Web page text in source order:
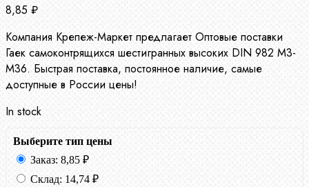
8,85 ₽
Компания Крепеж-Маркет предлагает Оптовые поставки
Гаек самоконтрящихся шестигранных высоких DIN 982 М3-
М36. Быстрая поставка, постоянное наличие, самые
доступные в России цены!
In stock
Выберите тип цены
Заказ: 8,85 ₽
Склад: 14,74 ₽